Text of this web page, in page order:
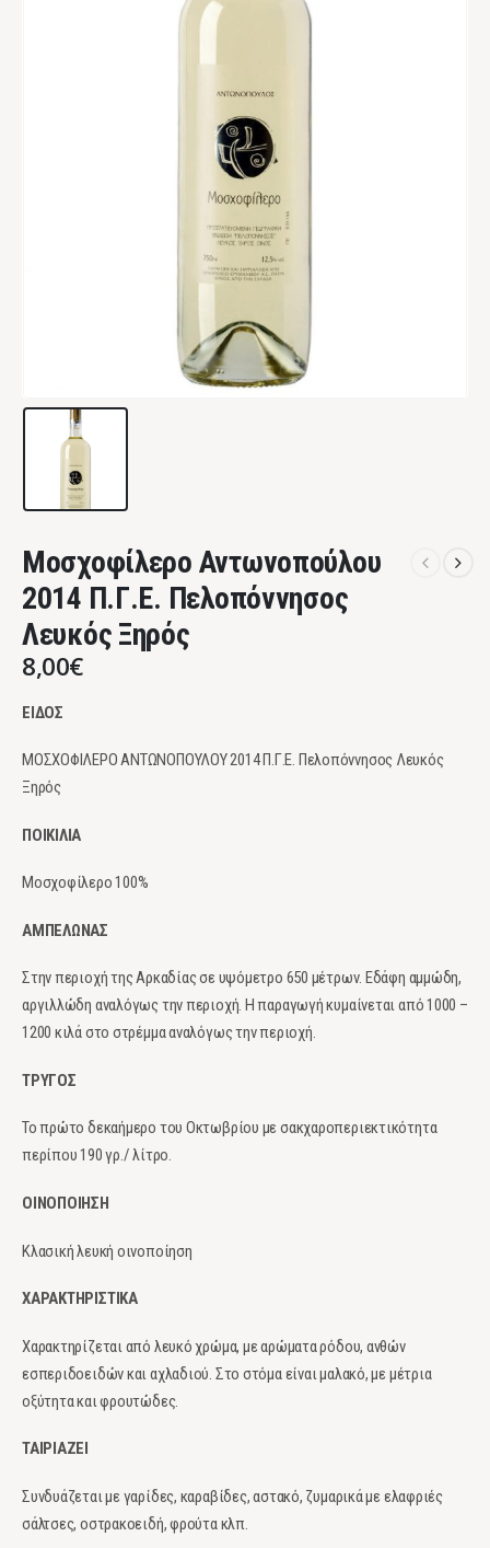
Μοσχοφίλερο Αντωνοπούλου
2014 Π.Γ.Ε. Πελοπόννησος
Λευκός Ξηρός
8,00€
ΕΙΔΟΣ
ΜΟΣΧΟΦΙΛΕΡΟ ΑΝΤΩΝΟΠΟΥΛΟΥ 2014 Π.Γ.Ε. Πελοπόννησος Λευκός
Ξηρός
ΠΟΙΚΙΛΙΑ
Μοσχοφίλερο 100%
ΑΜΠΕΛΩΝΑΣ
Στην περιοχή της Αρκαδίας σε υψόμετρο 650 μέτρων. Εδάφη αμμώδη,
αργιλλώδη αναλόγως την περιοχή. Η παραγωγή κυμαίνεται από 1000 –
1200 κιλά στο στρέμμα αναλόγως την περιοχή.
ΤΡΥΓΟΣ
Το πρώτο δεκαήμερο του Οκτωβρίου με σακχαροπεριεκτικότητα
περίπου 190 γρ./ λίτρο.
ΟΙΝΟΠΟΙΗΣΗ
Κλασική λευκή οινοποίηση
ΧΑΡΑΚΤΗΡΙΣΤΙΚΑ
Χαρακτηρίζεται από λευκό χρώμα, με αρώματα ρόδου, ανθών
εσπεριδοειδών και αχλαδιού. Στο στόμα είναι μαλακό, με μέτρια
οξύτητα και φρουτώδες.
ΤΑΙΡΙΑΖΕΙ
Συνδυάζεται με γαρίδες, καραβίδες, αστακό, ζυμαρικά με ελαφριές
σάλτσες, οστρακοειδή, φρούτα κλπ.